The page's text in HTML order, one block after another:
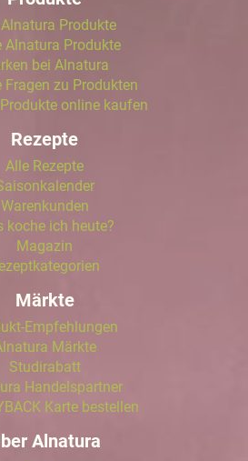
Produkte
Alnatura Produkte
bei Alnatura
Fragen zu Produkten
online kaufen
Rezepte
Alle Rezepte
Warenkunden
koche ich heute?
Magazin
Märkte
Empfehlungen
Märkte
Studirabatt
Handelspartner
Karte bestellen
Alnatura